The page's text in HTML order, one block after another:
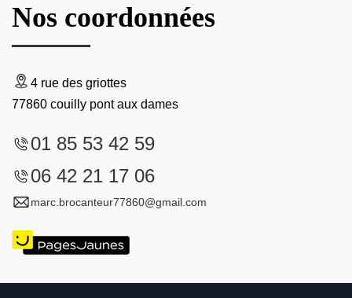
Nos coordonnées
4 rue des griottes
77860 couilly pont aux dames
01 85 53 42 59
06 42 21 17 06
marc.brocanteur77860@gmail.com